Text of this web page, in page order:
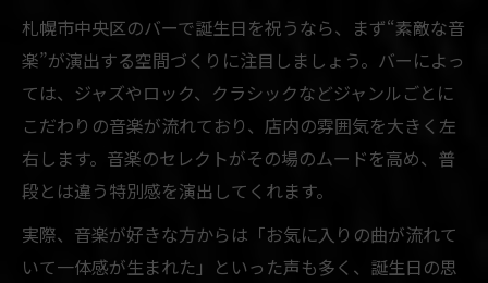
すすきの遊べるバーで盛り上がる誕生日夜
音楽が響くバーで大人の誕生日を満喫する
秘訣
誕生日にぴったりなバーのバースデープレ
ート特集
中央区のバーならではの誕生日体験ポイン
ト
素敵な音楽が流れるバー選びの秘訣
札幌市中央区のバーで誕生日を祝うなら、まず“素敵な音
楽”が演出する空間づくりに注目しましょう。バーによっ
ては、ジャズやロック、クラシックなどジャンルごとに
こだわりの音楽が流れており、店内の雰囲気を大きく左
右します。音楽のセレクトがその場のムードを高め、普
段とは違う特別感を演出してくれます。
実際、音楽が好きな方からは「お気に入りの曲が流れて
いて一体感が生まれた」といった声も多く、誕生日の思